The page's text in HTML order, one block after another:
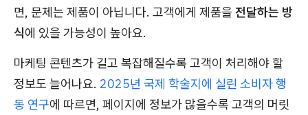
면, 문제는 제품이 아닙니다. 고객에게 제품을 전달하는 방
식에 있을 가능성이 높아요.
마케팅 콘텐츠가 길고 복잡해질수록 고객이 처리해야 할
정보도 늘어나요. 2025년 국제 학술지에 실린 소비자 행
동 연구에 따르면, 페이지에 정보가 많을수록 고객의 머릿